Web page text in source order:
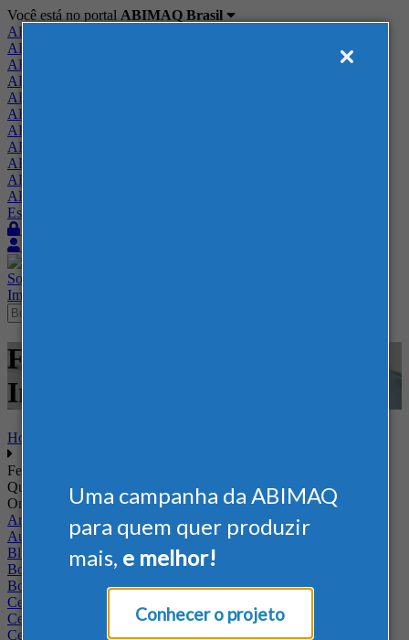
Uma campanha da ABIMAQ
para quem quer produzir
mais, e melhor!
Conhecer o projeto
Você está no portal ABIMAQ Brasil
ABIMAQ Brasil
ABIMAQ Minas Gerais
ABIMAQ Norte-Nordeste
ABIMAQ Paraná
ABIMAQ Piracicaba
ABIMAQ Ribeirão Preto
ABIMAQ Rio de Janeiro
ABIMAQ Rio Grande do Sul
ABIMAQ Santa Catarina
ABIMAQ São Paulo
ABIMAQ Vale do Paraíba
Escritório de Relações Governamentais
Sobre
Imprensa
Feiras - BolognaFiere - Feira
Internacional - Agrícola
Home
Feiras
Quando
Onde
Arena Jaguariuna
Auditório Albano Franco - FIEPA
Blumenau - SC
BolognaFiere
Boulevard Olimpico - RJ
Centro Internacional de Convenções do Brasil, em Brasília
Centro de Convenções - SE
Centro de Convenções de Pernambuco - PE